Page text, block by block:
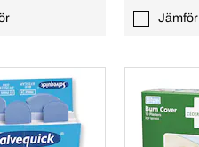
Jämför